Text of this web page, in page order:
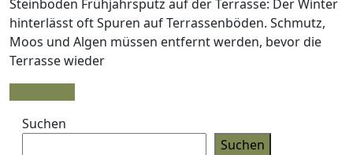
Steinboden Frühjahrsputz auf der Terrasse: Der Winter
hinterlässt oft Spuren auf Terrassenböden. Schmutz,
Moos und Algen müssen entfernt werden, bevor die
Terrasse wieder
Suchen
Suchen